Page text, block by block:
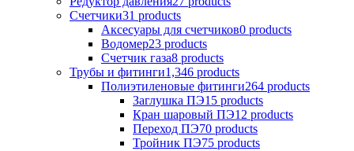
Счетчики31 products
Аксесуары для счетчиков0 products
Водомер23 products
Счетчик газа8 products
Трубы и фитинги1,346 products
Полиэтиленовые фитинги264 products
Заглушка ПЭ15 products
Кран шаровый ПЭ12 products
Переход ПЭ70 products
Тройник ПЭ75 products